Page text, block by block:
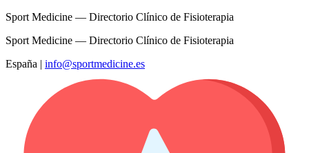
Sport Medicine — Directorio Clínico de Fisioterapia
Sport Medicine — Directorio Clínico de Fisioterapia
España | info@sportmedicine.es